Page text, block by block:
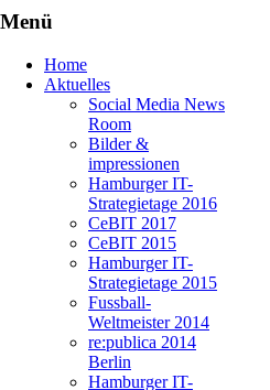
Menü
Home
Aktuelles
Social Media News
Room
Bilder &
impressionen
Hamburger IT-
Strategietage 2016
CeBIT 2017
CeBIT 2015
Hamburger IT-
Strategietage 2015
Fussball-
Weltmeister 2014
re:publica 2014
Berlin
Hamburger IT-